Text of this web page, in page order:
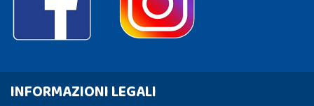
INFORMAZIONI LEGALI